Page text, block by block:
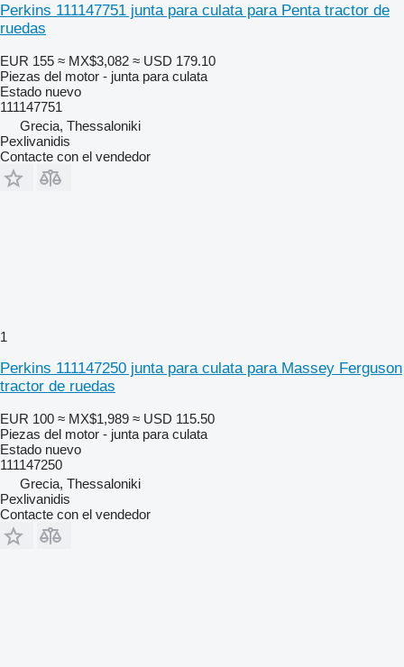
Perkins 111147751 junta para culata para Penta tractor de
ruedas
EUR 155 ≈ MX$3,082 ≈ USD 179.10
Piezas del motor - junta para culata
Estado nuevo
111147751
Grecia, Thessaloniki
Pexlivanidis
Contacte con el vendedor
1
Perkins 111147250 junta para culata para Massey Ferguson
tractor de ruedas
EUR 100 ≈ MX$1,989 ≈ USD 115.50
Piezas del motor - junta para culata
Estado nuevo
111147250
Grecia, Thessaloniki
Pexlivanidis
Contacte con el vendedor